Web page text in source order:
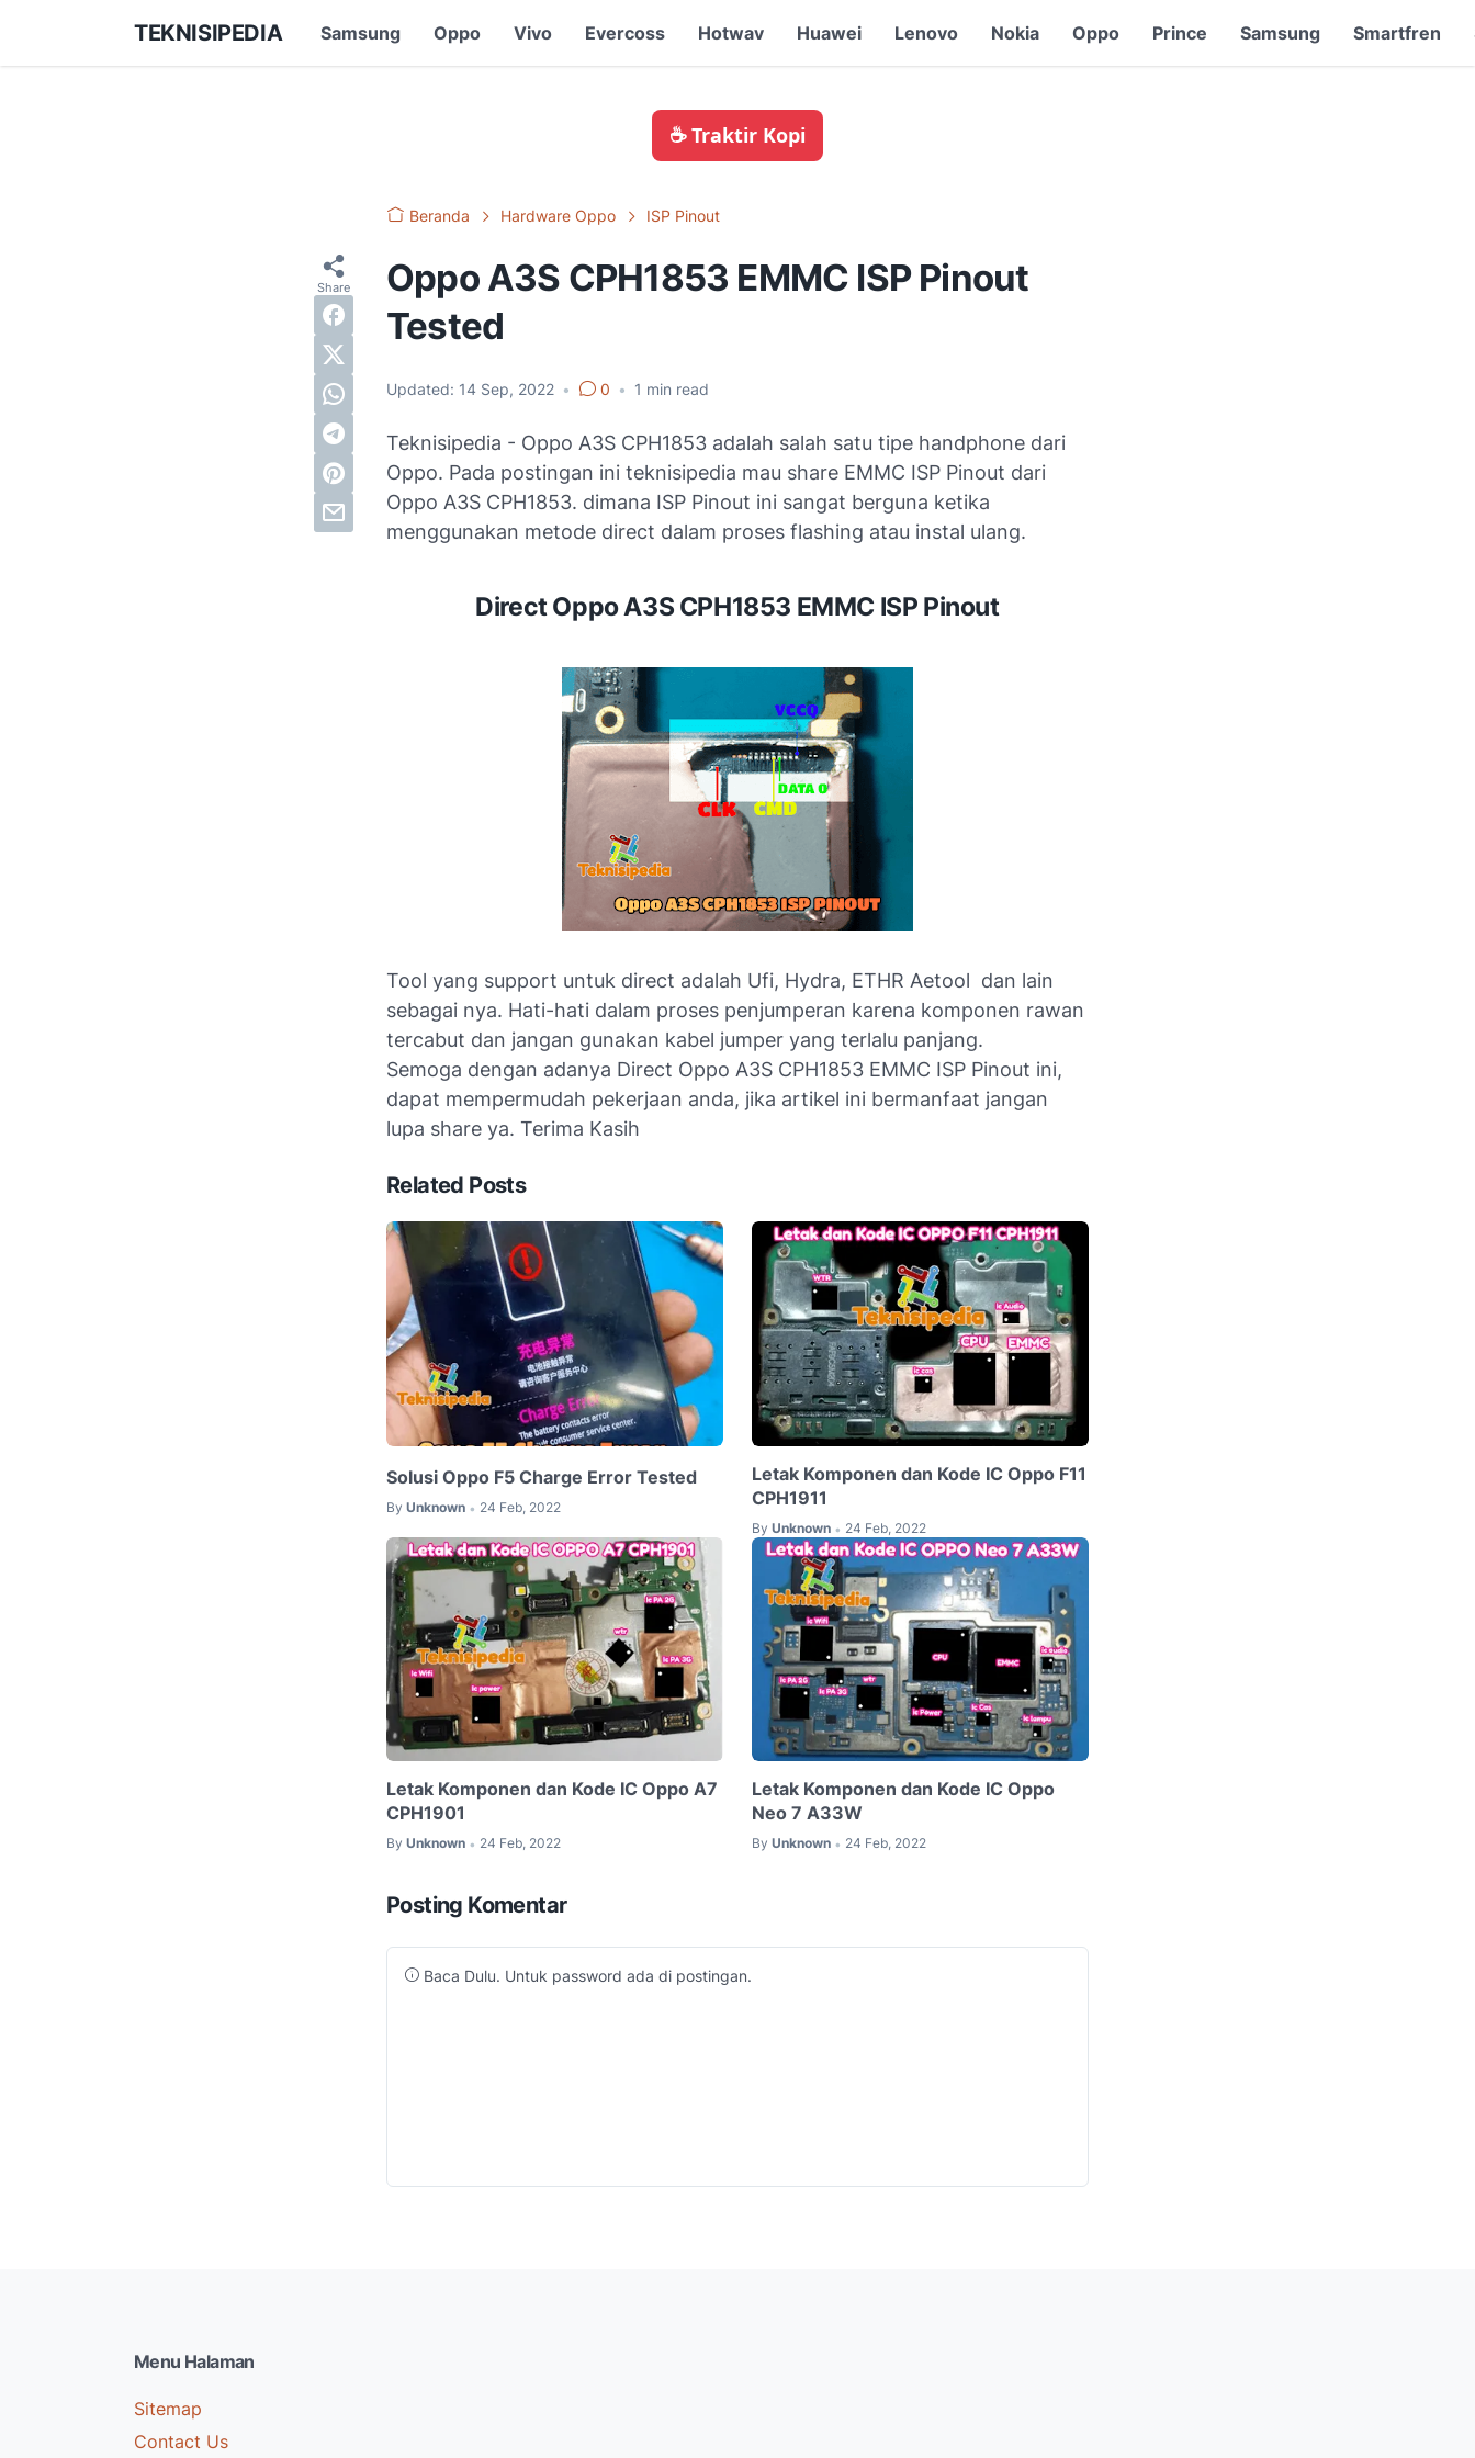
TEKNISIPEDIA Samsung Oppo Vivo Evercoss Hotwav Huawei Lenovo Nokia Oppo Prince Samsung Smartfren
☕ Traktir Kopi
Beranda Hardware Oppo ISP Pinout
Oppo A3S CPH1853 EMMC ISP Pinout
Tested
Updated: 14 Sep, 2022 • 0 • 1 min read
Teknisipedia - Oppo A3S CPH1853 adalah salah satu tipe handphone dari
Oppo. Pada postingan ini teknisipedia mau share EMMC ISP Pinout dari
Oppo A3S CPH1853. dimana ISP Pinout ini sangat berguna ketika
menggunakan metode direct dalam proses flashing atau instal ulang.
Direct Oppo A3S CPH1853 EMMC ISP Pinout
Tool yang support untuk direct adalah Ufi, Hydra, ETHR Aetool dan lain
sebagai nya. Hati-hati dalam proses penjumperan karena komponen rawan
tercabut dan jangan gunakan kabel jumper yang terlalu panjang.
Semoga dengan adanya Direct Oppo A3S CPH1853 EMMC ISP Pinout ini,
dapat mempermudah pekerjaan anda, jika artikel ini bermanfaat jangan
lupa share ya. Terima Kasih
Related Posts
Solusi Oppo F5 Charge Error Tested
By Unknown • 24 Feb, 2022
Letak Komponen dan Kode IC Oppo F11
CPH1911
By Unknown • 24 Feb, 2022
Letak Komponen dan Kode IC Oppo A7
CPH1901
By Unknown • 24 Feb, 2022
Letak Komponen dan Kode IC Oppo
Neo 7 A33W
By Unknown • 24 Feb, 2022
Posting Komentar
Baca Dulu. Untuk password ada di postingan.
Menu Halaman
Sitemap
Contact Us